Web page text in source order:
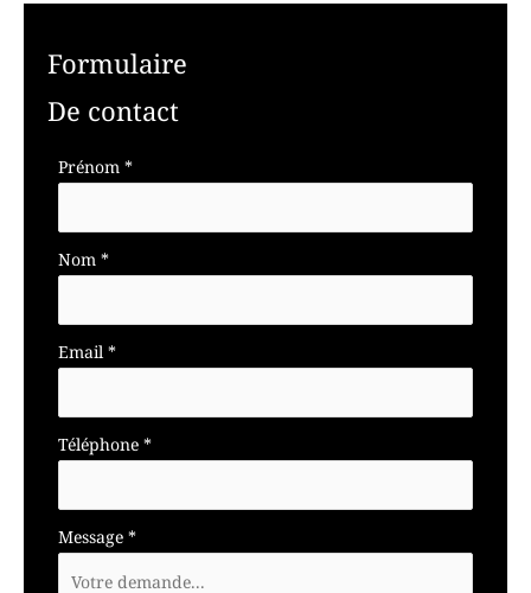
Formulaire
De contact
Formulaire
avec
téléphone
Prénom *
Nom *
Email *
Téléphone *
Message *